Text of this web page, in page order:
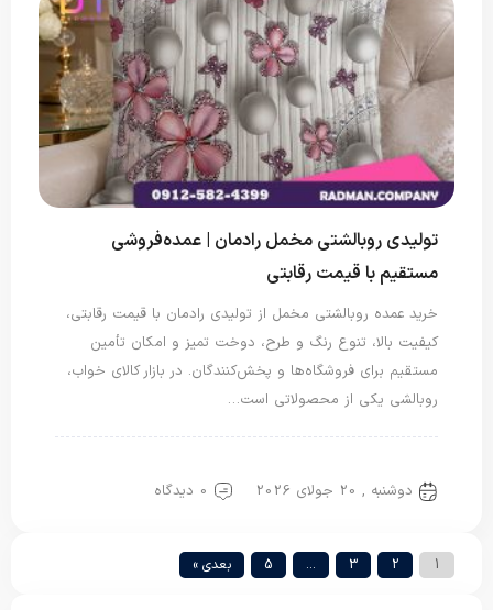
تولیدی روبالشتی مخمل رادمان | عمده‌فروشی
مستقیم با قیمت رقابتی
خرید عمده روبالشتی مخمل از تولیدی رادمان با قیمت رقابتی،
کیفیت بالا، تنوع رنگ و طرح، دوخت تمیز و امکان تأمین
مستقیم برای فروشگاه‌ها و پخش‌کنندگان. در بازار کالای خواب،
روبالشی یکی از محصولاتی است…
دوشنبه , 20 جولای 2026 0 دیدگاه
1
2
3
…
5 بعدی »